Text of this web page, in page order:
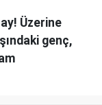
Üzerine
genç,